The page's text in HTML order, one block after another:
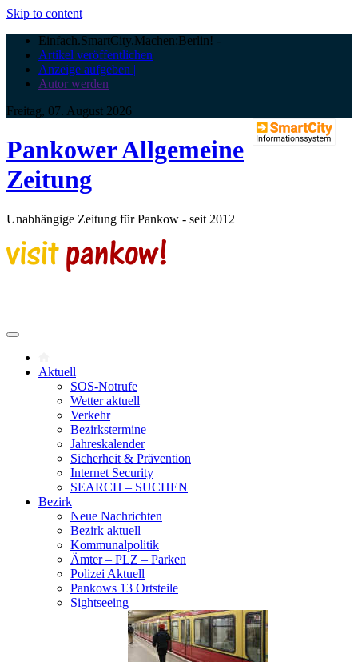
Skip to content
Einfach.SmartCity.Machen:Berlin! -
Artikel veröffentlichen |
Anzeige aufgeben |
Autor werden
Freitag, 07. August 2026
Pankower Allgemeine
Zeitung
Unabhängige Zeitung für Pankow - seit 2012
Aktuell
SOS-Notrufe
Wetter aktuell
Verkehr
Bezirkstermine
Jahreskalender
Sicherheit & Prävention
Internet Security
SEARCH – SUCHEN
Bezirk
Neue Nachrichten
Bezirk aktuell
Kommunalpolitik
Ämter – PLZ – Parken
Polizei Aktuell
Pankows 13 Ortsteile
Sightseeing